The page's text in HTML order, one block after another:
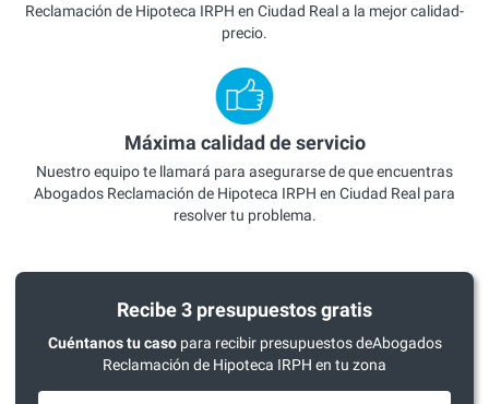
Reclamación de Hipoteca IRPH en Ciudad Real a la mejor calidad-
precio.
Máxima calidad de servicio
Nuestro equipo te llamará para asegurarse de que encuentras
Abogados Reclamación de Hipoteca IRPH en Ciudad Real para
resolver tu problema.
Recibe 3 presupuestos gratis
Cuéntanos tu casopara recibir presupuestos deAbogados
Reclamación de Hipoteca IRPH en tu zona